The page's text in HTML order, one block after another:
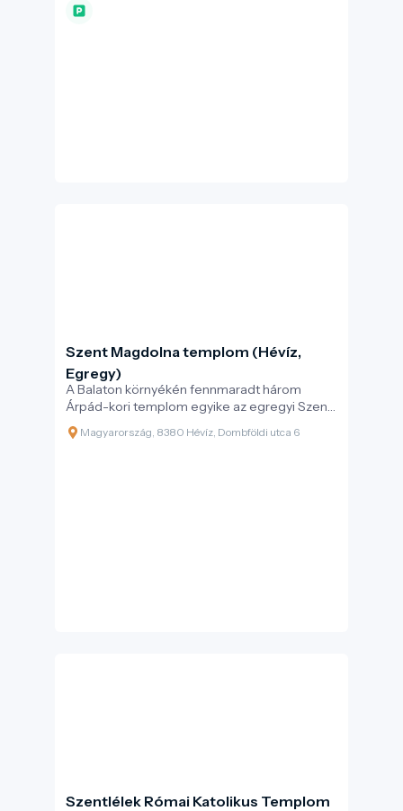
és fürdőmedencéivel a korszak fejlett
Szent Magdolna templom (Hévíz,
Egregy)
A Balaton környékén fennmaradt három
Árpád-kori templom egyike az egregyi Szent
Magdolna templom, mely a 13. század
közepén épülhetett.
Magyarország, 8380 Hévíz, Dombföldi utca 6
Szentlélek Római Katolikus Templom